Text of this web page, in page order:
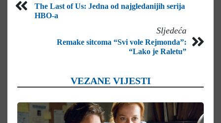
The Last of Us: Jedna od najgledanijih serija
HBO-a
Sljedeća
Remake sitcoma “Svi vole Rejmonda”:
“Lako je Raletu”
VEZANE VIJESTI